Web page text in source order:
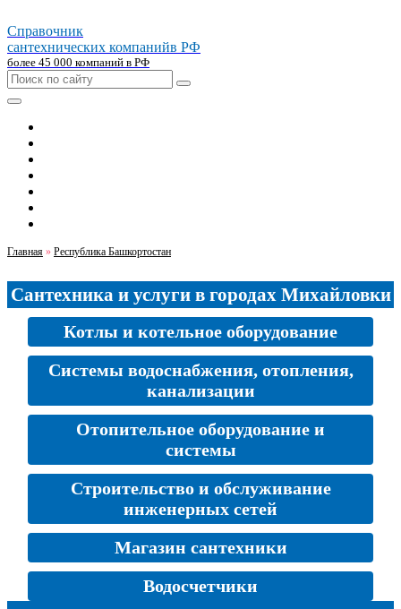
Справочник
сантехнических компанийв РФ
более 45 000 компаний в РФ
Главная » Республика Башкортостан
Сантехника и услуги в городах Михайловки
Котлы и котельное оборудование
Системы водоснабжения, отопления,
канализации
Отопительное оборудование и
системы
Строительство и обслуживание
инженерных сетей
Магазин сантехники
Водосчетчики